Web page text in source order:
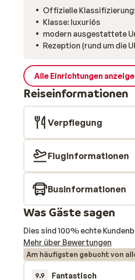
Offizielle
Klasse: luxuriös
modern ausgestattete
Rezeption (rund um die
Alle Einrichtungen
Reiseinformationen
Verpflegung
Fluginformationen
Businformationen
Was Gäste sagen
Dies sind 100% echte
Mehr über Bewertungen
Am häufigsten gebucht von
9.9 Fantastisch